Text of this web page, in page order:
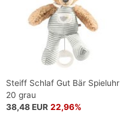
Steiff Schlaf Gut Bär Spieluhr
20 grau
38,48 EUR 22,96%